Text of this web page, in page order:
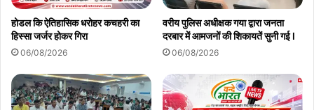
होडल कि ऐतिहासिक धरोहर कचहरी का
हिस्सा जर्जर होकर गिरा
06/08/2026
वरीय पुलिस अधीक्षक गया द्वारा जनता
दरबार में आमजनों की शिकायतें सुनी गई l
06/08/2026